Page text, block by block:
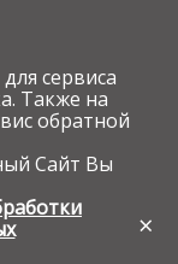
студия
сервиса
Также на
обратной
Сайт Вы
×